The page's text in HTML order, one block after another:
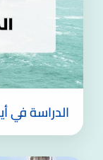
الدراسة في